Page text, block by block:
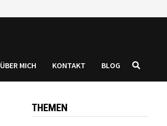
ÜBER MICH KONTAKT BLOG
THEMEN